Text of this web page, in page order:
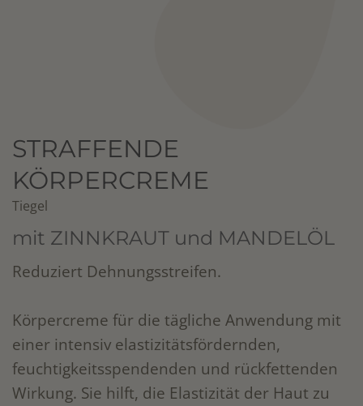
STRAFFENDE
KÖRPERCREME
Tiegel
mit ZINNKRAUT und MANDELÖL
Reduziert Dehnungsstreifen.
Körpercreme für die tägliche Anwendung mit
einer intensiv elastizitätsfördernden,
feuchtigkeitsspendenden und rückfettenden
Wirkung. Sie hilft, die Elastizität der Haut zu